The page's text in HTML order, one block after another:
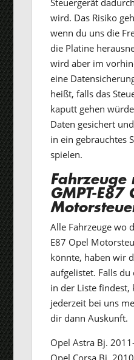
wird. Das Risiko
wenn du uns die
die Platine
wird aber im
eine
heißt, falls das
kaputt gehen
Daten gesichert
in ein gebrauchtes
spielen.
Fahrzeuge
GMPT-E87
Alle Fahrzeuge wo
E87 Opel
könnte, haben wir
aufgelistet. Falls
in der Liste findest,
jederzeit bei uns
dir dann Auskunft.
Opel Astra Bj.
Opel Corsa Bj.